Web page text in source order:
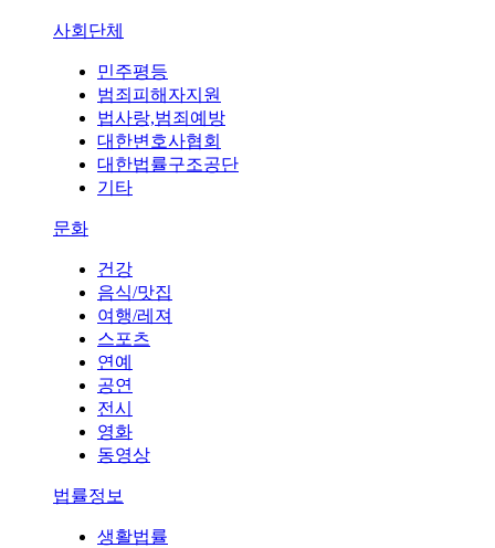
사회단체
민주평등
범죄피해자지원
법사랑,범죄예방
대한변호사협회
대한법률구조공단
기타
문화
건강
음식/맛집
여행/레져
스포츠
연예
공연
전시
영화
동영상
법률정보
생활법률